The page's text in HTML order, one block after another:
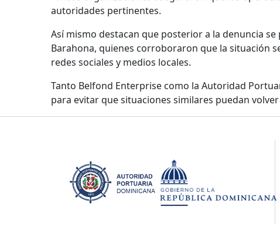
autoridades pertinentes.
Así mismo destacan que posterior a la denuncia
Barahona, quienes corroboraron que la situación
redes sociales y medios locales.
Tanto Belfond Enterprise como la Autoridad
para evitar que situaciones similares puedan